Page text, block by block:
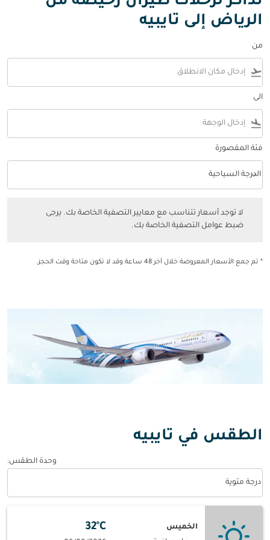
الرياض إلى تايبيه
من
flight_takeoff
الى
flight_land
فئة المقصورة
فئة المقصورة option الدرجة السياحية Selected
الدرجة السياحية
keyboard_arrow_down
لا توجد أسعار تتناسب مع معايير التصفية الخاصة بك. يرجى
ضبط عوامل التصفية الخاصة بك.
* تم جمع الأسعار المعروضة خلال آخر 48 ساعة وقد لا تكون متاحة وقت الحجز.
الطقس في تايبيه
وحدة الطقس:
درجة مئوية
الخميس
32°C